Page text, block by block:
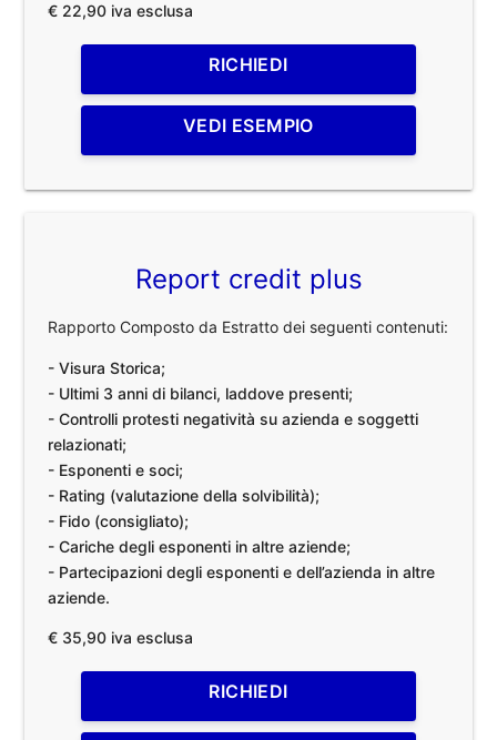
€ 22,90 iva esclusa
RICHIEDI
VEDI ESEMPIO
Report credit plus
Rapporto Composto da Estratto dei seguenti contenuti:
- Visura Storica;
- Ultimi 3 anni di bilanci, laddove presenti;
- Controlli protesti negatività su azienda e soggetti
relazionati;
- Esponenti e soci;
- Rating (valutazione della solvibilità);
- Fido (consigliato);
- Cariche degli esponenti in altre aziende;
- Partecipazioni degli esponenti e dell’azienda in altre
aziende.
€ 35,90 iva esclusa
RICHIEDI